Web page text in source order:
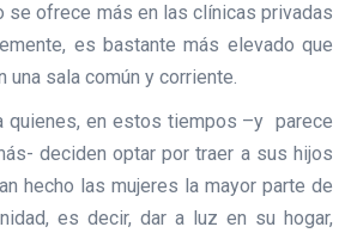
se ofrece más en las clínicas privadas
es bastante más elevado que
una sala común y corriente.
quienes, en estos tiempos –y parece
deciden optar por traer a sus hijos
hecho las mujeres la mayor parte de
es decir, dar a luz en su hogar,